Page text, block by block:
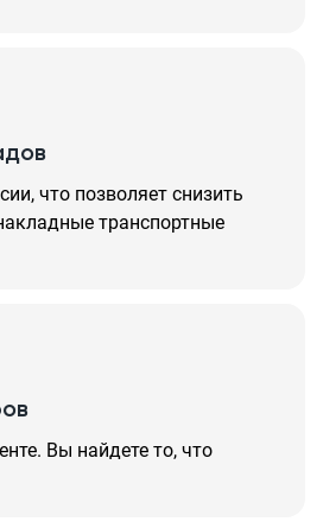
что позволяет снизить
транспортные
Вы найдете то, что